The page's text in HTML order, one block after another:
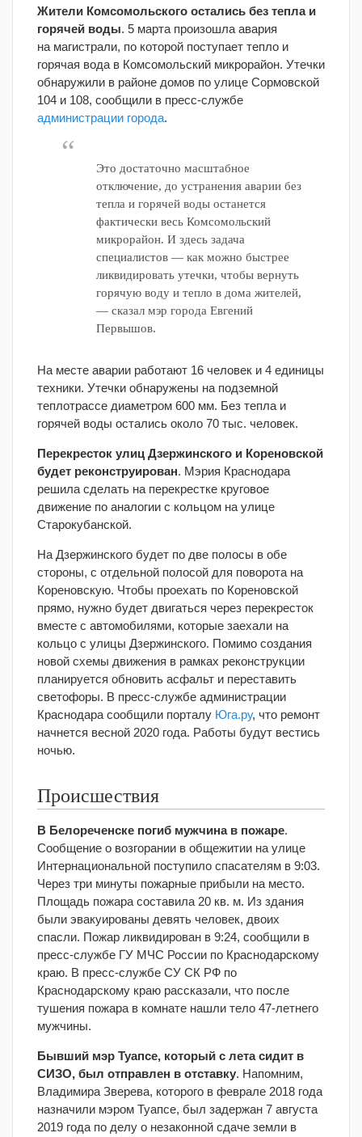
Жители Комсомольского остались без тепла и
горячей воды. 5 марта произошла авария
на магистрали, по которой поступает тепло и
горячая вода в Комсомольский микрорайон. Утечки
обнаружили в районе домов по улице Сормовской
104 и 108, сообщили в пресс-службе
администрации города.
Это достаточно масштабное
отключение, до устранения аварии без
тепла и горячей воды останется
фактически весь Комсомольский
микрорайон. И здесь задача
специалистов — как можно быстрее
ликвидировать утечки, чтобы вернуть
горячую воду и тепло в дома жителей,
— сказал мэр города Евгений
Первышов.
На месте аварии работают 16 человек и 4 единицы
техники. Утечки обнаружены на подземной
теплотрассе диаметром 600 мм. Без тепла и
горячей воды остались около 70 тыс. человек.
Перекресток улиц Дзержинского и Кореновской
будет реконструирован. Мэрия Краснодара
решила сделать на перекрестке круговое
движение по аналогии с кольцом на улице
Старокубанской.
На Дзержинского будет по две полосы в обе
стороны, с отдельной полосой для поворота на
Кореновскую. Чтобы проехать по Кореновской
прямо, нужно будет двигаться через перекресток
вместе с автомобилями, которые заехали на
кольцо с улицы Дзержинского. Помимо создания
новой схемы движения в рамках реконструкции
планируется обновить асфальт и переставить
светофоры. В пресс-службе администрации
Краснодара сообщили порталу Юга.ру, что ремонт
начнется весной 2020 года. Работы будут вестись
ночью.
Происшествия
В Белореченске погиб мужчина в пожаре.
Сообщение о возгорании в общежитии на улице
Интернациональной поступило спасателям в 9:03.
Через три минуты пожарные прибыли на место.
Площадь пожара составила 20 кв. м. Из здания
были эвакуированы девять человек, двоих
спасли. Пожар ликвидирован в 9:24, сообщили в
пресс-службе ГУ МЧС России по Краснодарскому
краю. В пресс-службе СУ СК РФ по
Краснодарскому краю рассказали, что после
тушения пожара в комнате нашли тело 47-летнего
мужчины.
Бывший мэр Туапсе, который с лета сидит в
СИЗО, был отправлен в отставку. Напомним,
Владимира Зверева, которого в феврале 2018 года
назначили мэром Туапсе, был задержан 7 августа
2019 года по делу о незаконной сдаче земли в